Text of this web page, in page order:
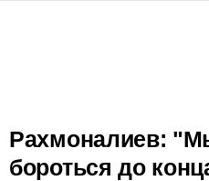
Рахмоналиев:
бороться до